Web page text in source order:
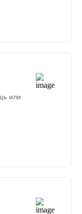
или